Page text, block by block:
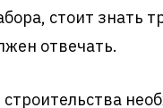
стоит знать
отвечать.